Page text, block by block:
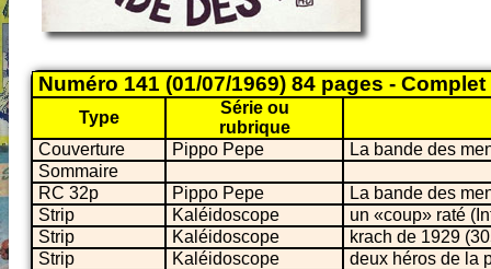
Numéro 141 (01/07/1969) 84 pages - Complet
Type
Série ou
rubrique
Couverture
Pippo Pepe
La bande des
Sommaire
RC 32p
Pippo Pepe
La bande des
Strip
Kaléidoscope
un «coup» raté
Strip
Kaléidoscope
krach de 1929
Strip
Kaléidoscope
deux héros de la